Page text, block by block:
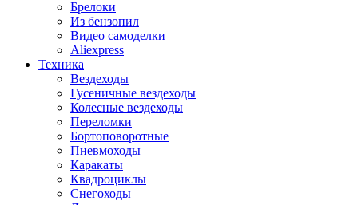
Брелоки
Из бензопил
Видео самоделки
Aliexpress
Техника
Вездеходы
Гусеничные вездеходы
Колесные вездеходы
Переломки
Бортоповоротные
Пневмоходы
Каракаты
Квадроциклы
Снегоходы